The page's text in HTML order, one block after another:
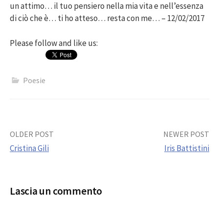
un attimo… il tuo pensiero nella mia vita e nell’essenza
di ciò che è… ti ho atteso… resta con me… – 12/02/2017
Please follow and like us:
Poesie
Post
OLDER POST
Cristina Gili
NEWER POST
Iris Battistini
Lascia un commento